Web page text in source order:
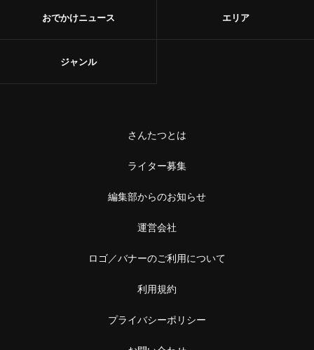
おでかけニュース エリア
ジャンル
さんたつとは
ライター募集
編集部からのお知らせ
運営会社
ロゴ／バナーのご利用について
利用規約
プライバシーポリシー